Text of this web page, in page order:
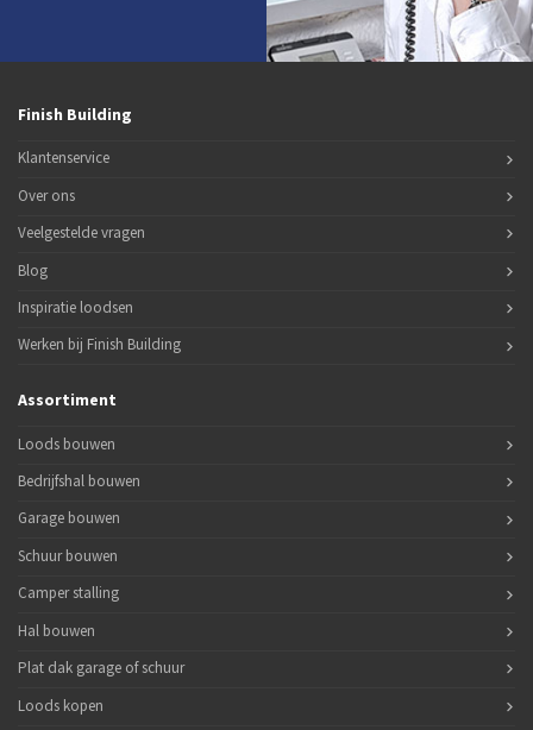
Finish Building
Klantenservice
Over ons
Veelgestelde vragen
Blog
Inspiratie loodsen
Werken bij Finish Building
Assortiment
Loods bouwen
Bedrijfshal bouwen
Garage bouwen
Schuur bouwen
Camper stalling
Hal bouwen
Plat dak garage of schuur
Loods kopen